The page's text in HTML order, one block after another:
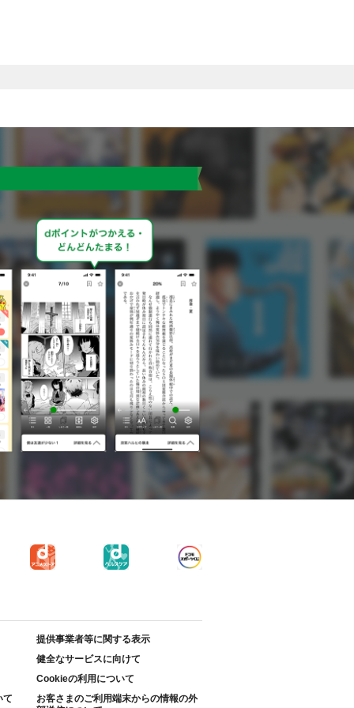
提供事業者等に関する表示
健全なサービスに向けて
Cookieの利用について
て
お客さまのご利用端末からの情報の外